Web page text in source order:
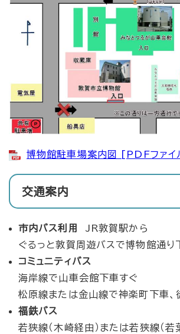
博物館駐車場案内図 [PDFファ
交通案内
市内バス利用 JR敦賀駅から
ぐるっと敦賀周遊バスで博物館通り
コミュニティバス
海岸線で山車会館下車すぐ
松原線または金山線で神楽町下車
福鉄バス
若狭線（木崎経由）または若狭線（若